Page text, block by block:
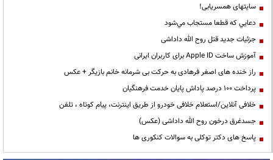
سایتهای همسریابی!
دعايي كه قطعا مستجاب مي‌شود
جزئیات جدید قتل روح الله داداشی
آموزش ساخت Apple ID برای کاربران ایرانی
راز خنده های اصغر فرهادی به حرکت بی شرمانه خانم بازیگر + عکس
پرداخت ۱۰۰ درصد پاداش پایان خدمت فرهنگیان
خلافی آنلاین/استعلام خلافی خودرو از طریق اینترنت، پیام کوتاه ، تلفن
جسدغرق درخون روح الله داداشی (عکس)
پاسخ های دکتر توکلی به سوالات کنکوری ها